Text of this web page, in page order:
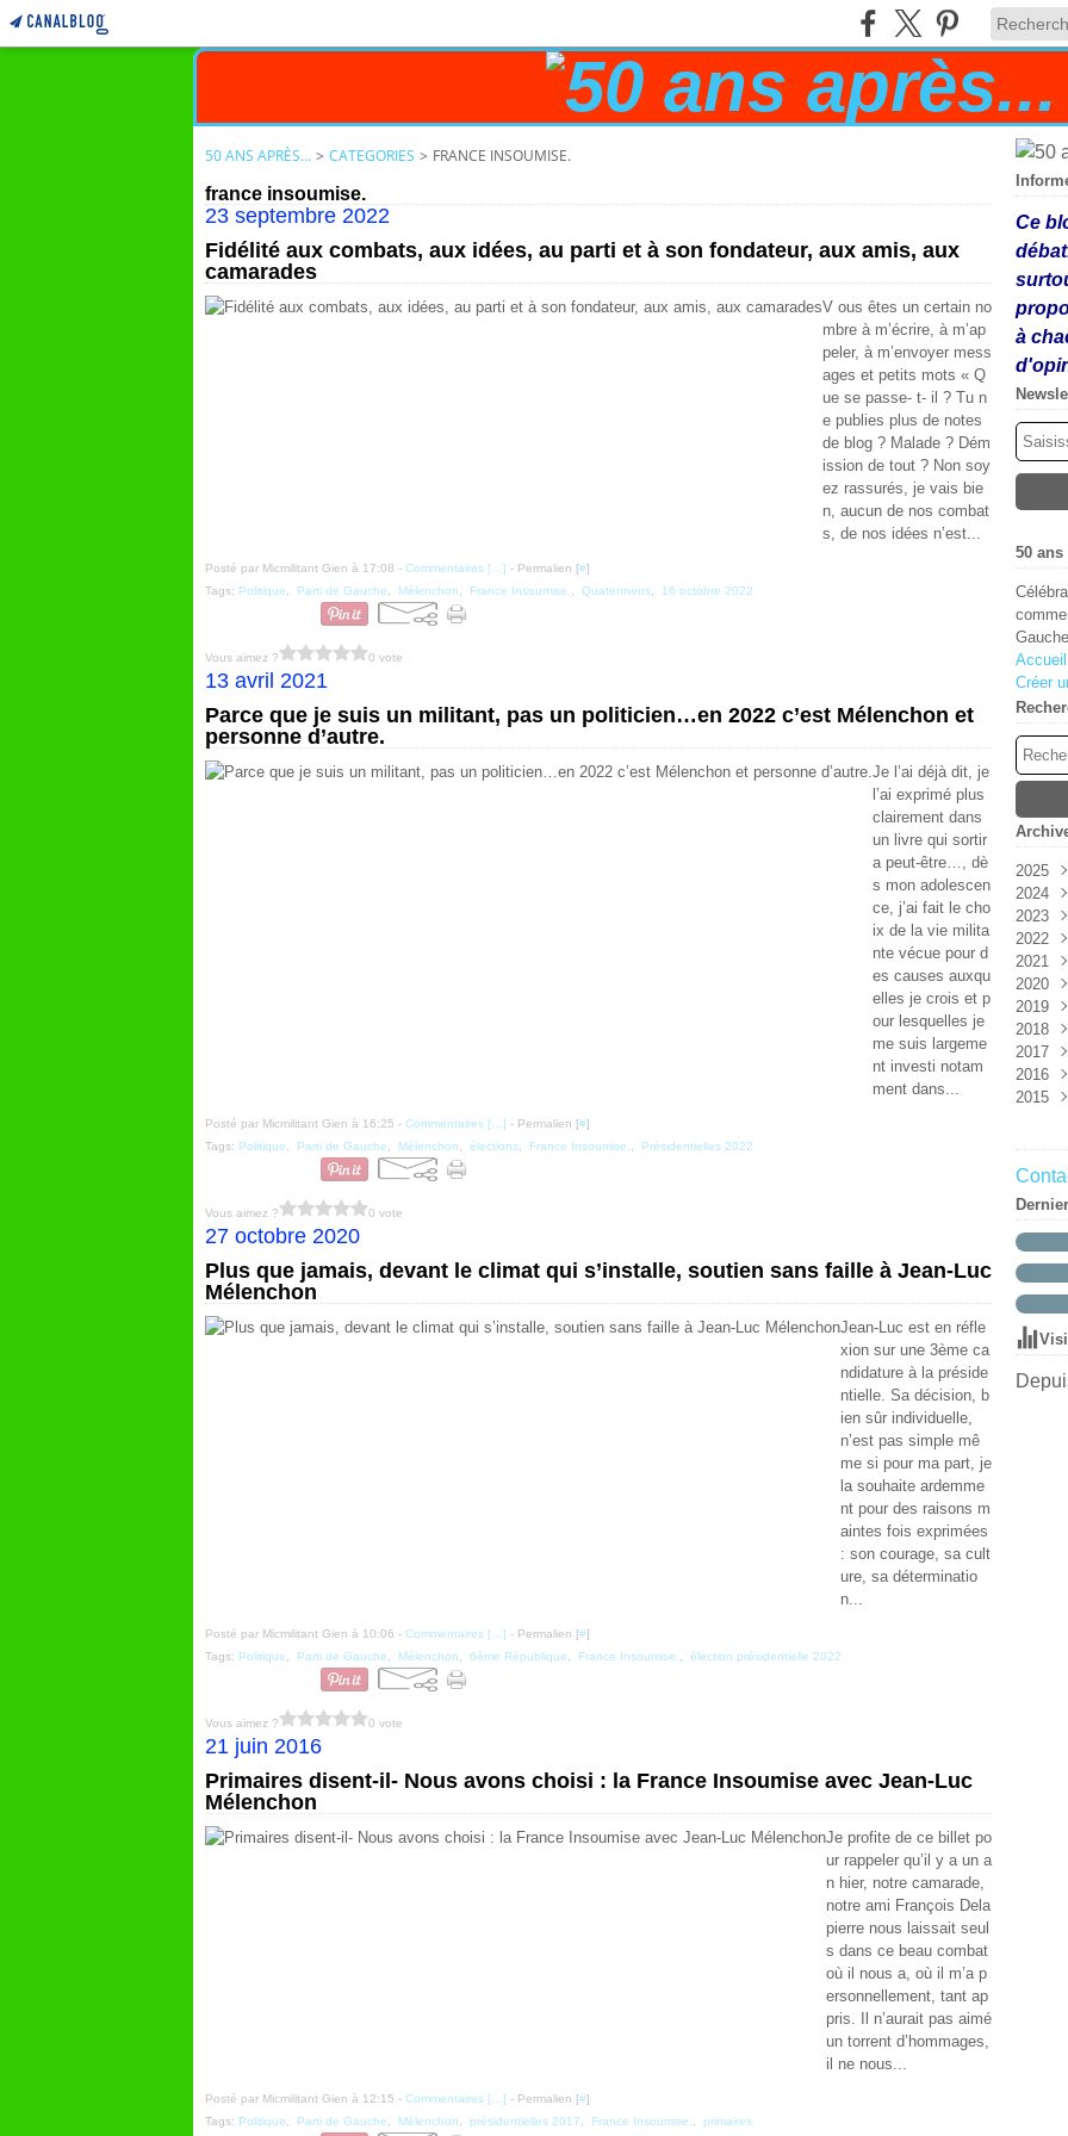
50 ANS APRÈS... > CATEGORIES > FRANCE INSOUMISE.
france insoumise.
23 septembre 2022
Fidélité aux combats, aux idées, au parti et à son fondateur, aux amis, aux
camarades
V ous êtes un certain no
mbre à m’écrire, à m’ap
peler, à m’envoyer mess
ages et petits mots « Q
ue se passe- t- il ? Tu n
e publies plus de notes
de blog ? Malade ? Dém
ission de tout ? Non soy
ez rassurés, je vais bie
n, aucun de nos combat
s, de nos idées n’est...
Posté par Micmilitant Gien à 17:08 - Commentaires [ ] - Permalien [#]
Tags: Politique Parti de Gauche Mélenchon France Insoumise. Quatennens 16 octobre 2022
Vous aimez ? 0 vote
13 avril 2021
Parce que je suis un militant, pas un politicien…en 2022 c’est Mélenchon et
personne d’autre.
Je l’ai déjà dit, je
l’ai exprimé plus
clairement dans
un livre qui sortir
a peut-être…, dè
s mon adolescen
ce, j’ai fait le cho
ix de la vie milita
nte vécue pour d
es causes auxqu
elles je crois et p
our lesquelles je
me suis largeme
nt investi notam
ment dans...
Posté par Micmilitant Gien à 16:25 - Commentaires [ ] - Permalien [#]
Tags: Politique Parti de Gauche Mélenchon élections France Insoumise. Présidentielles 2022
Vous aimez ? 0 vote
27 octobre 2020
Plus que jamais, devant le climat qui s’installe, soutien sans faille à Jean-Luc
Mélenchon
Jean-Luc est en réfle
xion sur une 3ème ca
ndidature à la préside
ntielle. Sa décision, b
ien sûr individuelle,
n’est pas simple mê
me si pour ma part, je
la souhaite ardemme
nt pour des raisons m
aintes fois exprimées
: son courage, sa cult
ure, sa déterminatio
n...
Posté par Micmilitant Gien à 10:06 - Commentaires [ ] - Permalien [#]
Tags: Politique Parti de Gauche Mélenchon 6ème République France Insoumise. élection présidentielle 2022
Vous aimez ? 0 vote
21 juin 2016
Primaires disent-il- Nous avons choisi : la France Insoumise avec Jean-Luc
Mélenchon
Je profite de ce billet po
ur rappeler qu’il y a un a
n hier, notre camarade,
notre ami François Dela
pierre nous laissait seul
s dans ce beau combat
où il nous a, où il m’a p
ersonnellement, tant ap
pris. Il n’aurait pas aimé
un torrent d’hommages,
il ne nous...
Posté par Micmilitant Gien à 12:15 - Commentaires [ ] - Permalien [#]
Tags: Politique Parti de Gauche Mélenchon présidentielles 2017 France Insoumise. primaires
Ce
à
50 ans
Créer
2025
Août
Juin
2024
Août
Juin
2023
Avril
2022
Juin
Mai
Avril
Mars
2021
Août
Mai
Avril
2020
Août
Juin
2019
Juin
Mai
2018
Juin
Mai
2017
Août
Juin
Mai
2016
Juin
Mai
2015